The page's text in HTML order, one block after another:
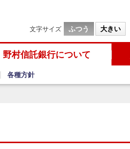
文字サイズ ふつう 大きい
野村信託銀行について
各種方針